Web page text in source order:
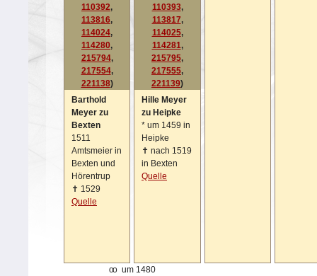
110392,
113816,
114024,
114280,
215794,
217554,
221138)
Barthold
Meyer zu
Bexten
1511
Amtsmeier in
Bexten und
Hörentrup
✝ 1529
Quelle
110393,
113817,
114025,
114281,
215795,
217555,
221139)
Hille Meyer
zu Heipke
* um 1459 in
Heipke
✝ nach 1519
in Bexten
Quelle
oo
um 1480